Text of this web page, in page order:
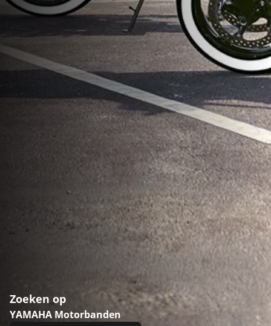
Zoeken op
YAMAHA Motorbanden